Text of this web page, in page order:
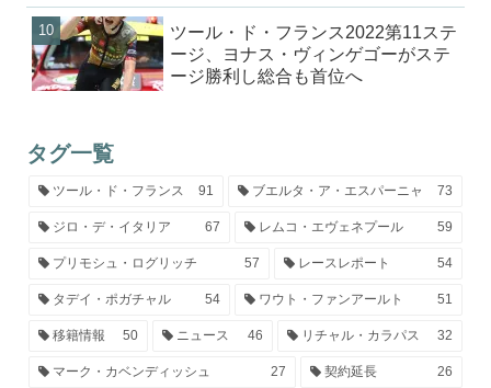
ツール・ド・フランス2022第11ステ
ージ、ヨナス・ヴィンゲゴーがステ
ージ勝利し総合も首位へ
タグ一覧
ツール・ド・フランス 91 ブエルタ・ア・エスパーニャ 73
ジロ・デ・イタリア 67 レムコ・エヴェネプール 59
プリモシュ・ログリッチ 57 レースレポート 54
タデイ・ポガチャル 54 ワウト・ファンアールト 51
移籍情報 50 ニュース 46 リチャル・カラパス 32
マーク・カベンディッシュ 27 契約延長 26